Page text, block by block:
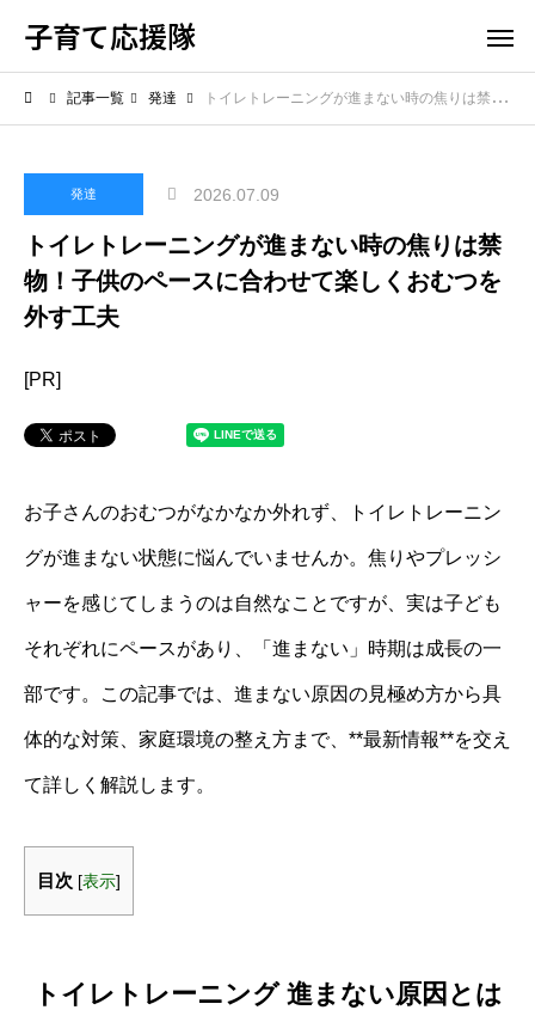
子育て応援隊
記事一覧 発達 トイレトレーニングが進まない時の焦りは禁物！子供のペースに合わせて楽しくおむつを外す工夫
発達 2026.07.09
トイレトレーニングが進まない時の焦りは禁
物！子供のペースに合わせて楽しくおむつを
外す工夫
[PR]
お子さんのおむつがなかなか外れず、トイレトレーニン
グが進まない状態に悩んでいませんか。焦りやプレッシ
ャーを感じてしまうのは自然なことですが、実は子ども
それぞれにペースがあり、「進まない」時期は成長の一
部です。この記事では、進まない原因の見極め方から具
体的な対策、家庭環境の整え方まで、**最新情報**を交え
て詳しく解説します。
目次 [表示]
トイレトレーニング 進まない原因とは